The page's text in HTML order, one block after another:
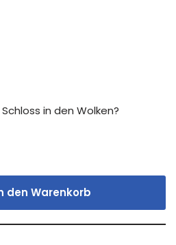
in den Wolken?
den Warenkorb